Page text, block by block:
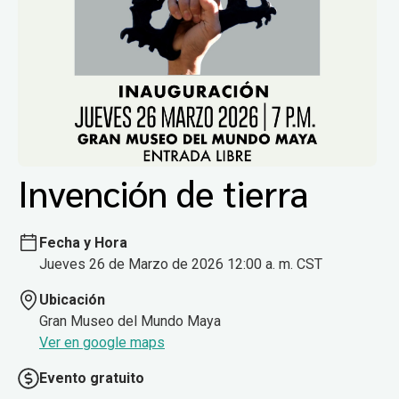
Invención de tierra
Fecha y Hora
Jueves 26 de Marzo de 2026 12:00 a. m. CST
Ubicación
Gran Museo del Mundo Maya
Ver en google maps
Evento gratuito